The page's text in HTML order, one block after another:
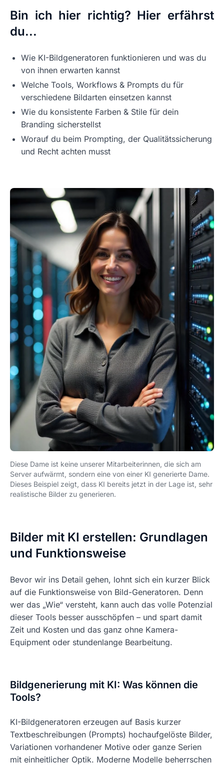
Bin ich hier richtig? Hier erfährst
du...
Wie KI-Bildgeneratoren funktionieren und was du
von ihnen erwarten kannst
Welche Tools, Workflows & Prompts du für
verschiedene Bildarten einsetzen kannst
Wie du konsistente Farben & Stile für dein
Branding sicherstellst
Worauf du beim Prompting, der Qualitätssicherung
und Recht achten musst
Diese Dame ist keine unserer Mitarbeiterinnen, die sich am
Server aufwärmt, sondern eine von einer KI generierte Dame.
Dieses Beispiel zeigt, dass KI bereits jetzt in der Lage ist, sehr
realistische Bilder zu generieren.
Bilder mit KI erstellen: Grundlagen
und Funktionsweise
Bevor wir ins Detail gehen, lohnt sich ein kurzer Blick
auf die Funktionsweise von Bild-Generatoren. Denn
wer das „Wie“ versteht, kann auch das volle Potenzial
dieser Tools besser ausschöpfen – und spart damit
Zeit und Kosten und das ganz ohne Kamera-
Equipment oder stundenlange Bearbeitung.
Bildgenerierung mit KI: Was können die
Tools?
KI-Bildgeneratoren erzeugen auf Basis kurzer
Textbeschreibungen (Prompts) hochaufgelöste Bilder,
Variationen vorhandener Motive oder ganze Serien
mit einheitlicher Optik. Moderne Modelle beherrschen